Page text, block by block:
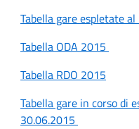
Tabella gare espletate
Tabella ODA 2015
Tabella RDO 2015
Tabella gare in corso di
30.06.2015